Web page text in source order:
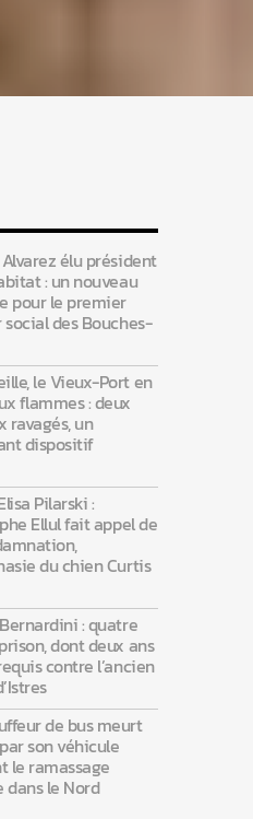
élu président
: un nouveau
pour le premier
des Bouches-
le Vieux-Port en
flammes : deux
ravagés, un
dispositif
Pilarski :
Ellul fait appel de
du chien Curtis
: quatre
dont deux ans
contre l’ancien
de bus meurt
son véhicule
le ramassage
dans le Nord